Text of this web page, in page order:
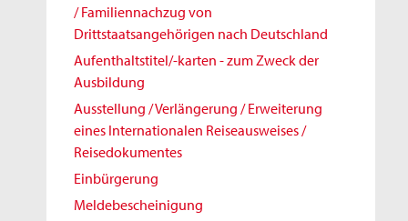
/ Familiennachzug von
Drittstaatsangehörigen nach Deutschland
Aufenthaltstitel/-karten - zum Zweck der
Ausbildung
Ausstellung / Verlängerung / Erweiterung
eines Internationalen Reiseausweises /
Reisedokumentes
Einbürgerung
Meldebescheinigung